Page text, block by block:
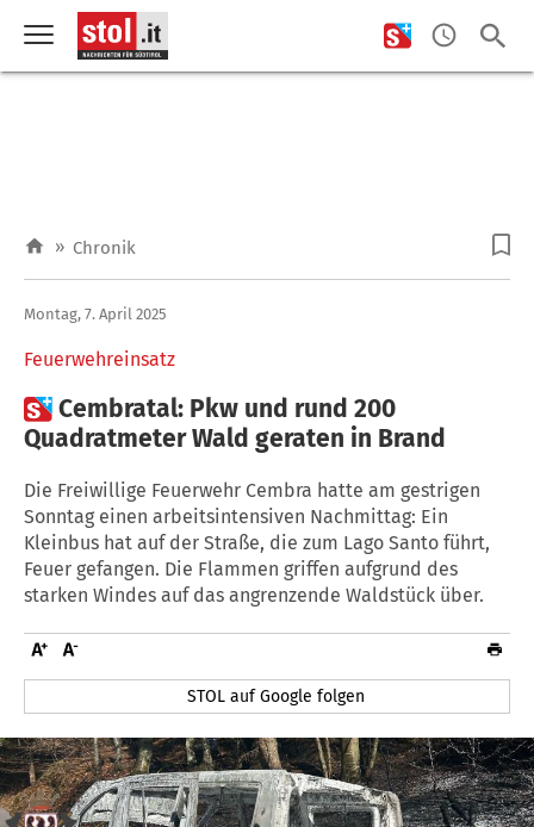
» Chronik
Feuerwehreinsatz
Montag, 7. April 2025
Cembratal: Pkw und rund 200
Quadratmeter Wald geraten in Brand
Die Freiwillige Feuerwehr Cembra hatte am gestrigen
Sonntag einen arbeitsintensiven Nachmittag: Ein
Kleinbus hat auf der Straße, die zum Lago Santo führt,
Feuer gefangen. Die Flammen griffen aufgrund des
starken Windes auf das angrenzende Waldstück über.
STOL auf Google folgen